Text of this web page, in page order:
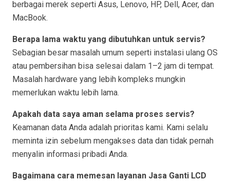
berbagai merek seperti Asus, Lenovo, HP, Dell, Acer, dan
MacBook.
Berapa lama waktu yang dibutuhkan untuk servis?
Sebagian besar masalah umum seperti instalasi ulang OS
atau pembersihan bisa selesai dalam 1–2 jam di tempat.
Masalah hardware yang lebih kompleks mungkin
memerlukan waktu lebih lama.
Apakah data saya aman selama proses servis?
Keamanan data Anda adalah prioritas kami. Kami selalu
meminta izin sebelum mengakses data dan tidak pernah
menyalin informasi pribadi Anda.
Bagaimana cara memesan layanan Jasa Ganti LCD